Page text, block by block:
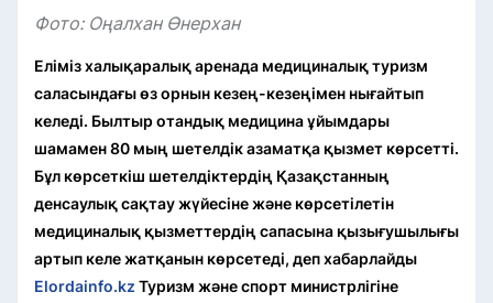
Фото: Оңалхан Өнерхан
Еліміз халықаралық аренада медициналық туризм
саласындағы өз орнын кезең-кезеңімен нығайтып
келеді. Былтыр отандық медицина ұйымдары
шамамен 80 мың шетелдік азаматқа қызмет көрсетті.
Бұл көрсеткіш шетелдіктердің Қазақстанның
денсаулық сақтау жүйесіне және көрсетілетін
медициналық қызметтердің сапасына қызығушылығы
артып келе жатқанын көрсетеді, деп хабарлайды
Elordainfo.kz Туризм жəне спорт министрлігіне